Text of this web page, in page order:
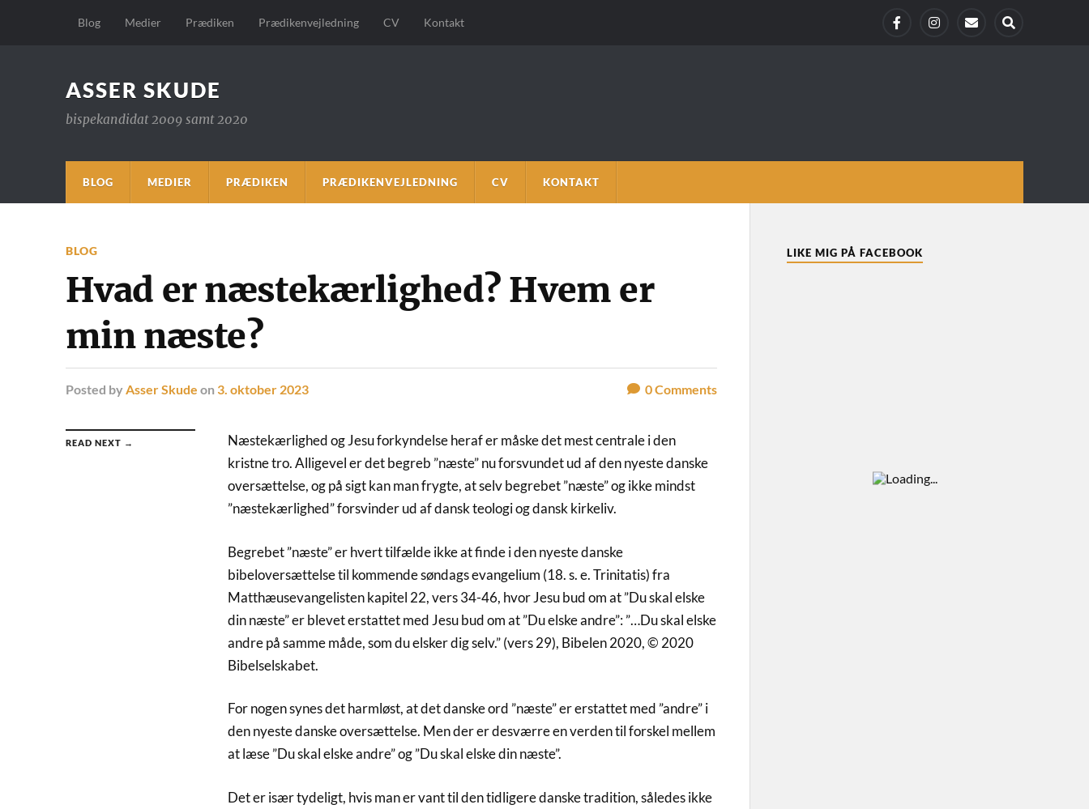
Blog Medier Prædiken Prædikenvejledning CV Kontakt
ASSER SKUDE
bispekandidat 2009 samt 2020
BLOG MEDIER PRÆDIKEN PRÆDIKENVEJLEDNING CV KONTAKT
BLOG
Hvad er næstekærlighed? Hvem er
min næste?
Posted by Asser Skude on 3. oktober 2023 0Comments
READ NEXT →
Næstekærlighed og Jesu forkyndelse heraf er måske det mest centrale i den
kristne tro. Alligevel er det begreb ”næste” nu forsvundet ud af den nyeste danske
oversættelse, og på sigt kan man frygte, at selv begrebet ”næste” og ikke mindst
”næstekærlighed” forsvinder ud af dansk teologi og dansk kirkeliv.
Begrebet ”næste” er hvert tilfælde ikke at finde i den nyeste danske
bibeloversættelse til kommende søndags evangelium (18. s. e. Trinitatis) fra
Matthæusevangelisten kapitel 22, vers 34-46, hvor Jesu bud om at ”Du skal elske
din næste” er blevet erstattet med Jesu bud om at ”Du elske andre”: ”…Du skal elske
andre på samme måde, som du elsker dig selv.” (vers 29), Bibelen 2020, © 2020
Bibelselskabet.
For nogen synes det harmløst, at det danske ord ”næste” er erstattet med ”andre” i
den nyeste danske oversættelse. Men der er desværre en verden til forskel mellem
at læse ”Du skal elske andre” og ”Du skal elske din næste”.
Det er især tydeligt, hvis man er vant til den tidligere danske tradition, således ikke
LIKE MIG PÅ FACEBOOK